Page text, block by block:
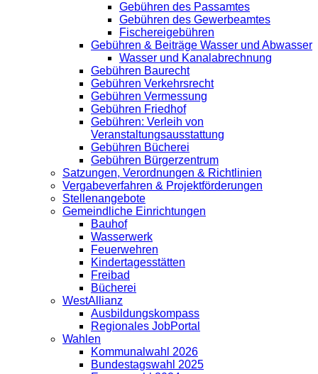
Gebühren des Passamtes
Gebühren des Gewerbeamtes
Fischereigebühren
Gebühren & Beiträge Wasser und Abwasser
Wasser und Kanalabrechnung
Gebühren Baurecht
Gebühren Verkehrsrecht
Gebühren Vermessung
Gebühren Friedhof
Gebühren: Verleih von
Veranstaltungsausstattung
Gebühren Bücherei
Gebühren Bürgerzentrum
Satzungen, Verordnungen & Richtlinien
Vergabeverfahren & Projektförderungen
Stellenangebote
Gemeindliche Einrichtungen
Bauhof
Wasserwerk
Feuerwehren
Kindertagesstätten
Freibad
Bücherei
WestAllianz
Ausbildungskompass
Regionales JobPortal
Wahlen
Kommunalwahl 2026
Bundestagswahl 2025